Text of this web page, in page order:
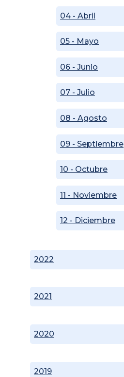
2019
2020
2021
2022
04 - Abril
05 - Mayo
06 - Junio
07 - Julio
08 - Agosto
09 - Septiembre
10 - Octubre
11 - Noviembre
12 - Diciembre